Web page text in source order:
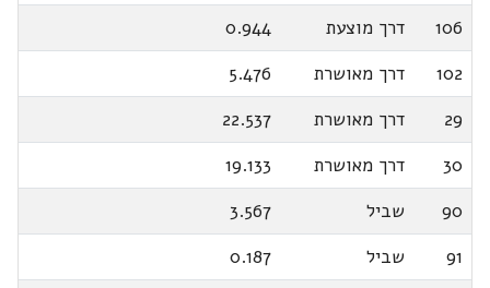
106
דרך מוצעת
0.944
102
דרך מאושרת
5.476
29
דרך מאושרת
22.537
30
דרך מאושרת
19.133
90
שביל
3.567
91
שביל
0.187